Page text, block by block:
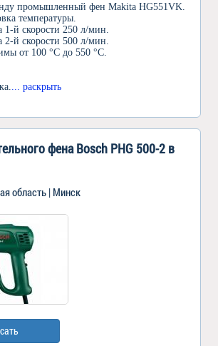
промышленный фен Makita HG551VK.
температуры.
1-й скорости 250 л/мин.
2-й скорости 500 л/мин.
от 100 °С до 550 °С.
... раскрыть
фена Bosch РHG 500-2 в
область | Минск